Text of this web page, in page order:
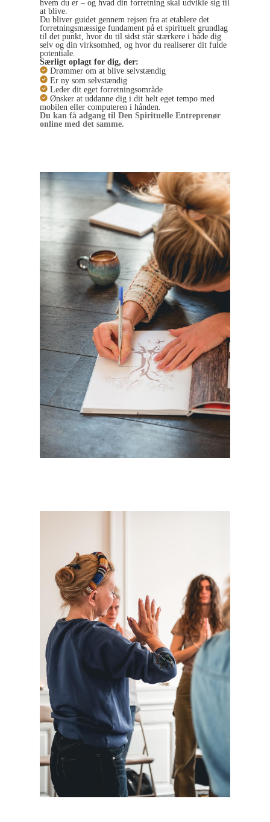
hvem du er – og hvad din forretning skal udvikle sig til
at blive.
Du bliver guidet gennem rejsen fra at etablere det
forretningsmæssige fundament på et spirituelt grundlag
til det punkt, hvor du til sidst står stærkere i både dig
selv og din virksomhed, og hvor du realiserer dit fulde
potentiale.
Særligt oplagt for dig, der:
Drømmer om at blive selvstændig
Er ny som selvstændig
Leder dit eget forretningsområde
Ønsker at uddanne dig i dit helt eget tempo med
mobilen eller computeren i hånden.
Du kan få adgang til Den Spirituelle Entreprenør
online med det samme.